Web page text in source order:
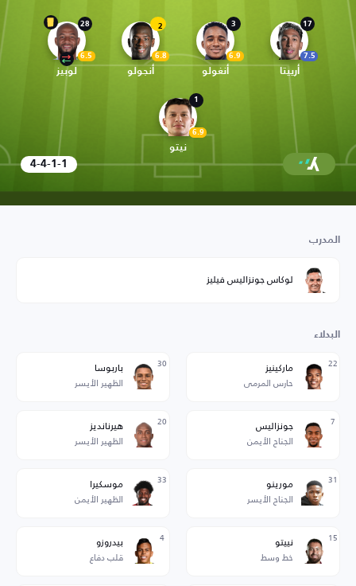
28
6.5
لوبيز
2
6.8
أنجولو
3
6.9
أنغولو
17
7.5
أرييتا
1
6.9
نيتو
4-4-1-1
المدرب
لوكاس جونزاليس فيليز
البدلاء
22 ماركينيز
حارس المرمى
30 باربوسا
الظهير الأيسر
7 جونزاليس
الجناح الأيمن
20 هيرنانديز
الظهير الأيسر
31 مورينو
الجناح الأيسر
33 موسكيرا
الظهير الأيمن
15 نييتو
خط وسط
4 بيدروزو
قلب دفاع